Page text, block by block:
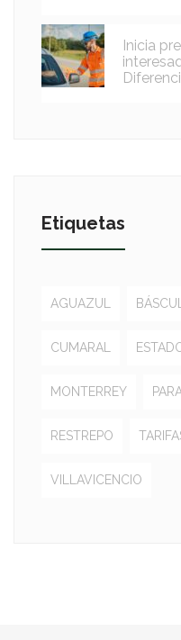
Inicia
Etiquetas
AGUAZUL
CUMARAL
MONTERREY
RESTREPO
VILLAVICENCIO